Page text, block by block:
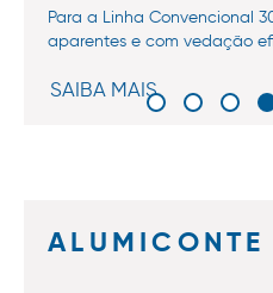
Para a Linha Convencional
aparentes e com vedação
SAIBA MAIS
ALUMICONTE